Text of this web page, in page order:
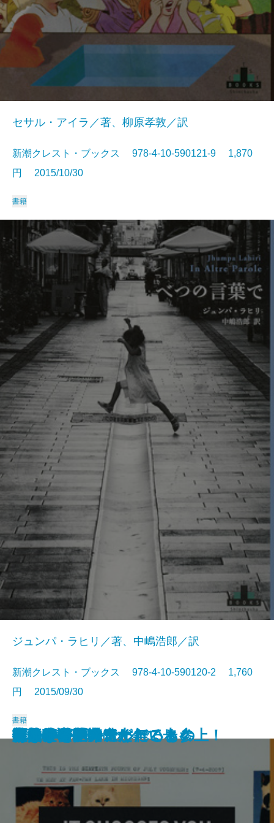
四人の交差点
誰もいないホテルで
煉瓦を運ぶ
あの素晴らしき七年
屋根裏の仏さま
陽気なお葬式
夜、僕らは輪になって歩く
未成年
文学会議
セサル・アイラ／著、柳原孝敦／訳
新潮クレスト・ブックス 978-4-10-590121-9 1,870
円 2015/10/30
書籍
べつの言葉で
ジュンパ・ラヒリ／著、中嶋浩郎／訳
新潮クレスト・ブックス 978-4-10-590120-2 1,760
円 2015/09/30
書籍
あなたを選んでくれるもの
子供時代
ヴォルテール、ただいま参上！
突然ノックの音が
善き女の愛
マリアが語り遺したこと
光の子供
甘美なる作戦
低地
大いなる不満